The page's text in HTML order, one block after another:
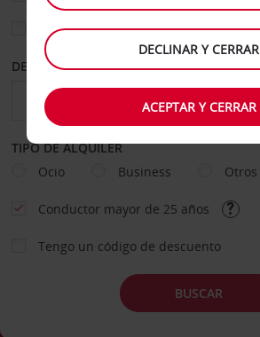
Elegir otra oficina de devolución
DESDE HASTA
TIPO DE ALQUILER
Ocio
Business Otros
Conductor mayor de 25 años
Tengo un código de descuento
BUSCAR
DECLINAR Y CERRAR
ACEPTAR Y CERRAR